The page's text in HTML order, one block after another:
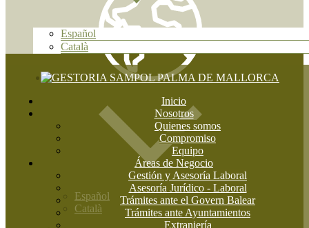
Español
Català
Inicio
Nosotros
Quienes somos
Compromiso
Equipo
Áreas de Negocio
Gestión y Asesoría Laboral
Asesoría Jurídico - Laboral
Trámites ante el Govern Balear
Trámites ante Ayuntamientos
Extranjería
Español
Català